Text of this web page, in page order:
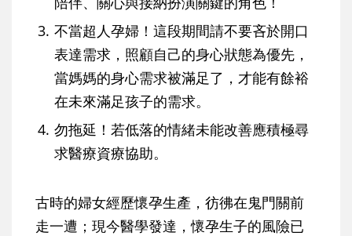
3. 不當超人孕婦！這段期間請不要吝於開口
表達需求，照顧自己的身心狀態為優先，
當媽媽的身心需求被滿足了，才能有餘裕
在未來滿足孩子的需求。
4. 勿拖延！若低落的情緒未能改善應積極尋
求醫療資療協助。
古時的婦女經歷懷孕生產，彷彿在鬼門關前
走一遭；現今醫學發達，懷孕生子的風險已